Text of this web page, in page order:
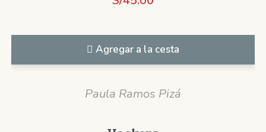
Agregar a la cesta
Paula Ramos Pizá